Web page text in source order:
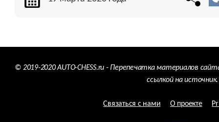
© 2019-2020 AUTO-CHESS.ru - Перепечатка материалов
ссылкой на источник.
Связаться с нами О проекте